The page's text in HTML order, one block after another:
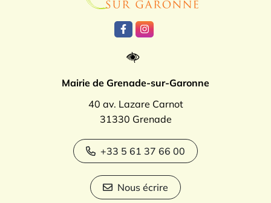
Lien vers le compte Facebook
Lien vers le compte
Mairie de Grenade-sur-Garonne
40 av. Lazare Carnot
31330 Grenade
+33 5 61 37 66 00
Nous écrire